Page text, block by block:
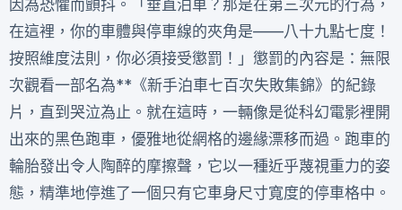
因為恐懼而顫抖。「垂直泊車？那是在第三次元的行為，
在這裡，你的車體與停車線的夾角是——八十九點七度！
按照維度法則，你必須接受懲罰！」懲罰的內容是：無限
次觀看一部名為**《新手泊車七百次失敗集錦》的紀錄
片，直到哭泣為止。就在這時，一輛像是從科幻電影裡開
出來的黑色跑車，優雅地從網格的邊緣漂移而過。跑車的
輪胎發出令人陶醉的摩擦聲，它以一種近乎蔑視重力的姿
態，精準地停進了一個只有它車身尺寸寬度的停車格中。